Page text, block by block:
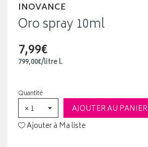
INOVANCE
Oro spray 10ml
7,99€
799,00€/litrel.
Quantité
× 1
AJOUTER AU PANIER
Ajouter à Ma liste